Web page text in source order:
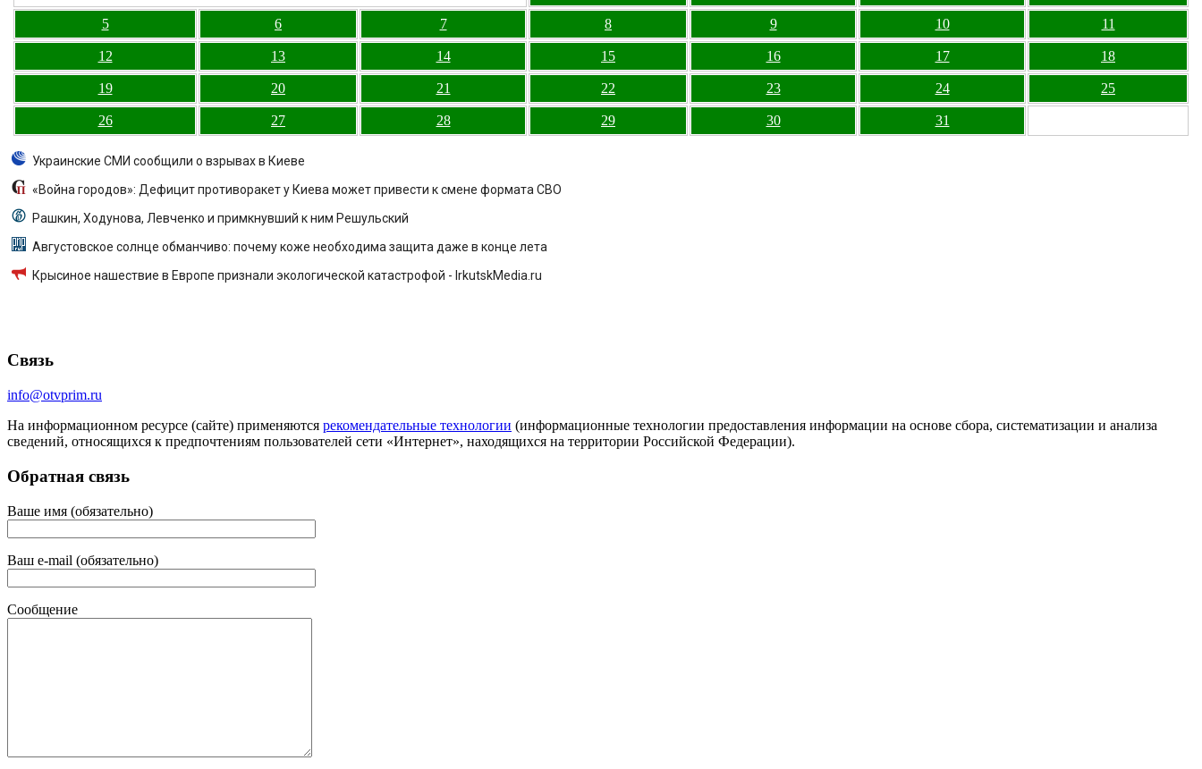
5 6 7 8 9 10 11
12 13 14 15 16 17 18
19 20 21 22 23 24 25
26 27 28 29 30 31
Украинские СМИ сообщили о взрывах в Киеве
«Война городов»: Дефицит противоракет у Киева может привести к смене формата СВО
Рашкин, Ходунова, Левченко и примкнувший к ним Решульский
Августовское солнце обманчиво: почему коже необходима защита даже в конце лета
Крысиное нашествие в Европе признали экологической катастрофой - IrkutskMedia.ru
Связь
info@otvprim.ru
На информационном ресурсе (сайте) применяются рекомендательные технологии (информационные технологии предоставления информации на основе сбора, систематизации и анализа
сведений, относящихся к предпочтениям пользователей сети «Интернет», находящихся на территории Российской Федерации).
Обратная связь
Ваше имя (обязательно)
Ваш e-mail (обязательно)
Сообщение